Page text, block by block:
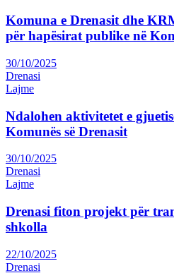
Komuna e Drenasit dhe
për hapësirat publike në
30/10/2025
Drenasi
Lajme
Ndalohen aktivitetet e
Komunës së Drenasit
30/10/2025
Drenasi
Lajme
Drenasi fiton projekt për
shkolla
22/10/2025
Drenasi